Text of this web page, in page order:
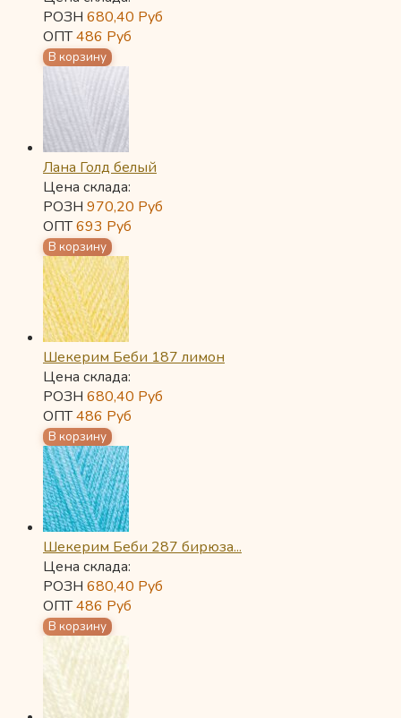
РОЗН 680,40 Руб
ОПТ486 Руб
Лана Голд белый
Цена склада:
РОЗН 970,20 Руб
ОПТ693 Руб
Шекерим Беби 187 лимон
Цена склада:
РОЗН 680,40 Руб
ОПТ486 Руб
Шекерим Беби 287 бирюза...
Цена склада:
РОЗН 680,40 Руб
ОПТ486 Руб